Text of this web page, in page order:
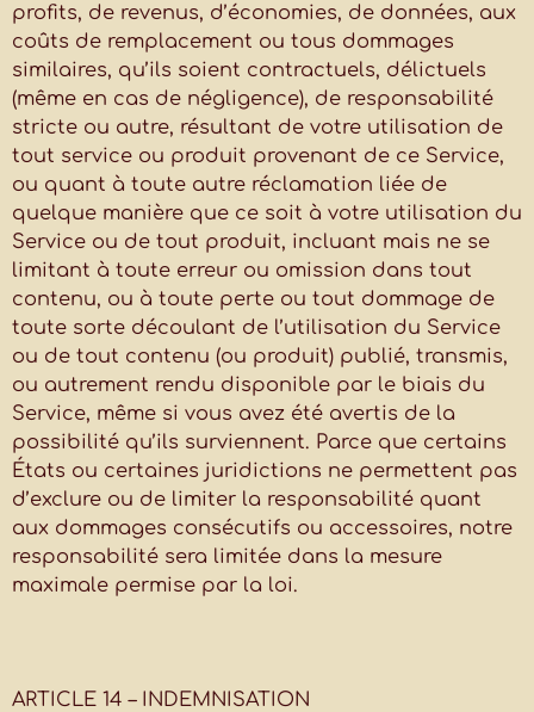
profits, de revenus, d’économies, de données, aux
coûts de remplacement ou tous dommages
similaires, qu’ils soient contractuels, délictuels
(même en cas de négligence), de responsabilité
stricte ou autre, résultant de votre utilisation de
tout service ou produit provenant de ce Service,
ou quant à toute autre réclamation liée de
quelque manière que ce soit à votre utilisation du
Service ou de tout produit, incluant mais ne se
limitant à toute erreur ou omission dans tout
contenu, ou à toute perte ou tout dommage de
toute sorte découlant de l’utilisation du Service
ou de tout contenu (ou produit) publié, transmis,
ou autrement rendu disponible par le biais du
Service, même si vous avez été avertis de la
possibilité qu’ils surviennent. Parce que certains
États ou certaines juridictions ne permettent pas
d’exclure ou de limiter la responsabilité quant
aux dommages consécutifs ou accessoires, notre
responsabilité sera limitée dans la mesure
maximale permise par la loi.
ARTICLE 14 – INDEMNISATION